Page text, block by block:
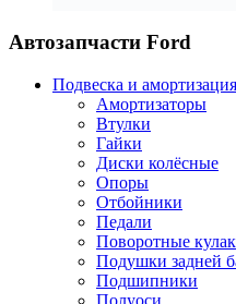
Автозапчасти Ford
Подвеска и амортизация
Амортизаторы
Втулки
Гайки
Диски колёсные
Опоры
Отбойники
Педали
Поворотные
Подушки задней
Подшипники